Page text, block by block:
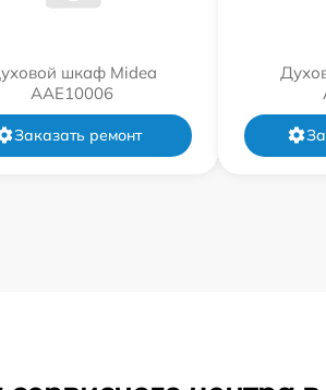
шкаф Midea
AAE10006
Заказать ремонт